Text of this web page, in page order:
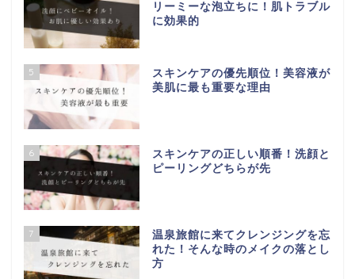
リーミーな泡立ちに！肌トラブル
に効果的
5
スキンケアの優先順位！美容液が
美肌に最も重要な理由
6
スキンケアの正しい順番！洗顔と
ピーリングどちらが先
7
温泉旅館に来てクレンジングを忘
れた！そんな時のメイクの落とし
方